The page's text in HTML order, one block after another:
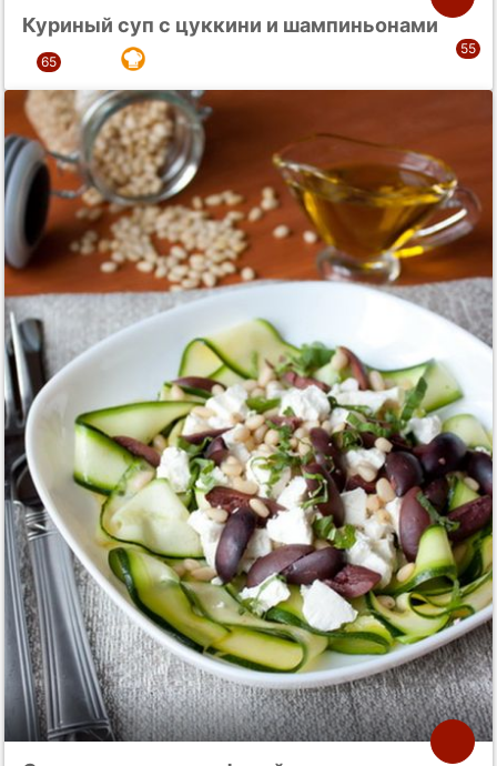
Куриный суп с цуккини и шампиньонами